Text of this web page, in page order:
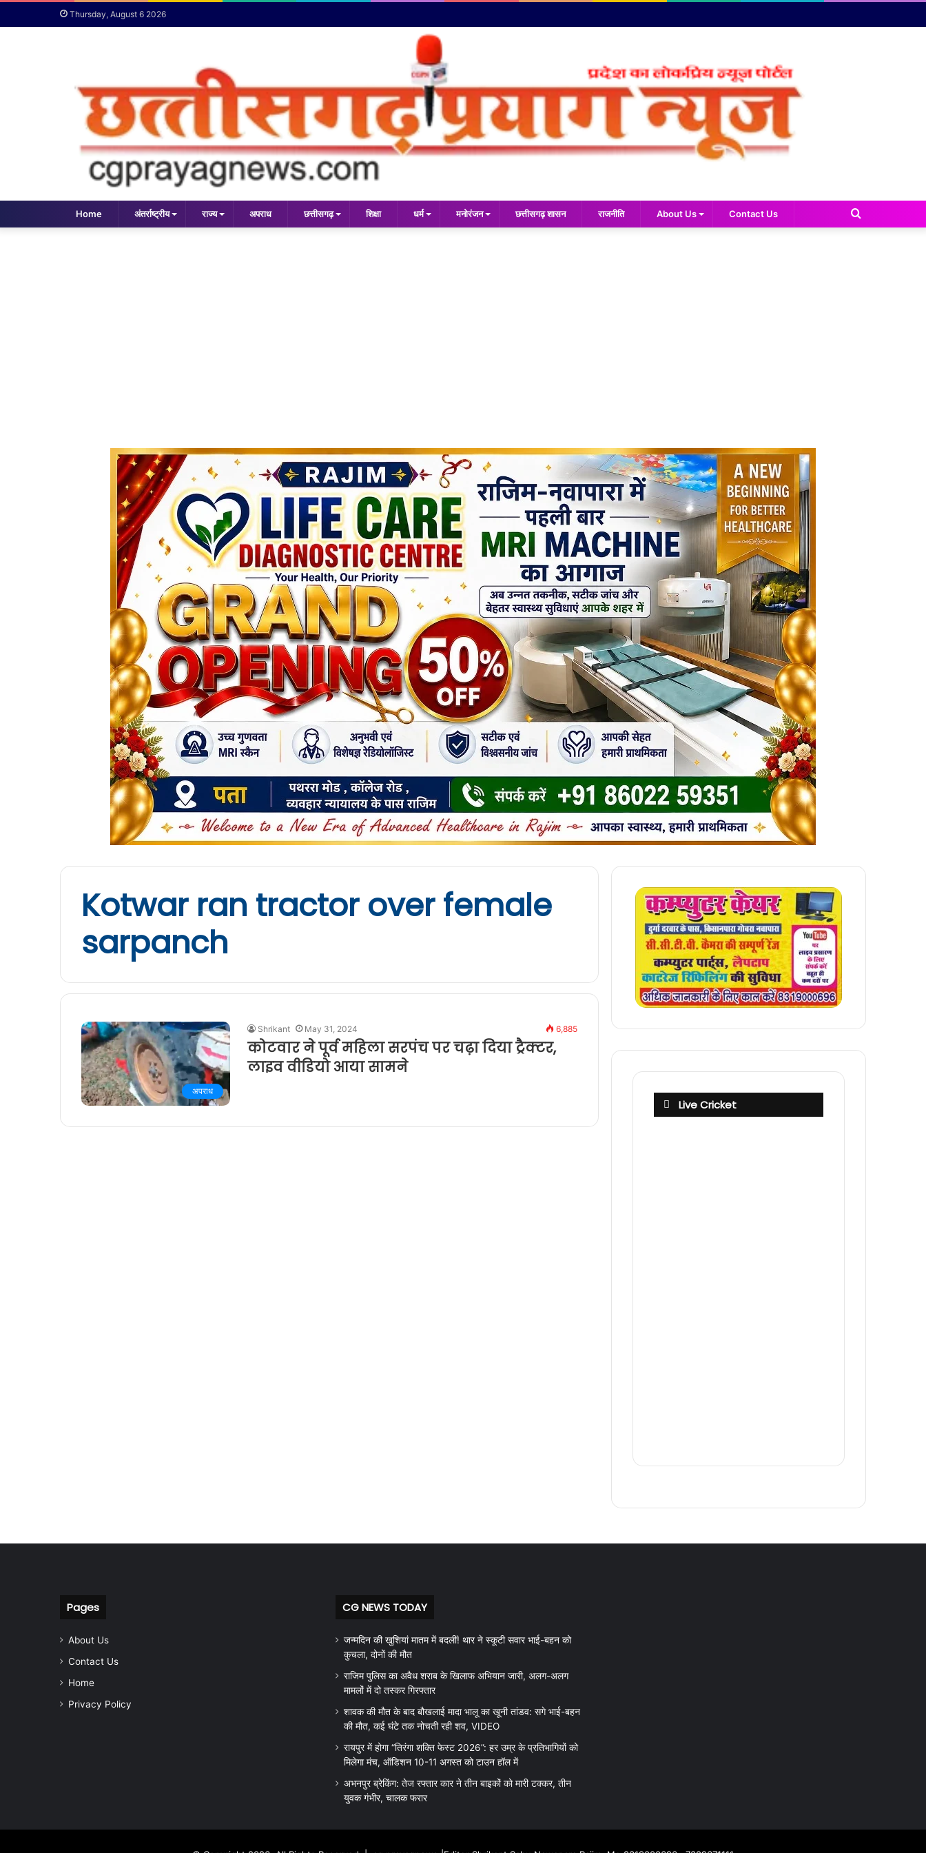
Thursday, August 6 2026
Home अंतर्राष्ट्रीय राज्य अपराध छत्तीसगढ़ शिक्षा धर्म मनोरंजन छत्तीसगढ़ शासन राजनीति About Us Contact Us
Search
Kotwar ran tractor over female
sarpanch
अपराध
Shrikant May 31, 2024 6,885
कोटवार ने पूर्व महिला सरपंच पर चढ़ा दिया ट्रैक्टर,
लाइव वीडियो आया सामने
Live Cricket
Pages
About Us
Contact Us
Home
Privacy Policy
CG NEWS TODAY
जन्मदिन की खुशियां मातम में बदलीं! थार ने स्कूटी सवार भाई-बहन को
कुचला, दोनों की मौत
राजिम पुलिस का अवैध शराब के खिलाफ अभियान जारी, अलग-अलग
मामलों में दो तस्कर गिरफ्तार
शावक की मौत के बाद बौखलाई मादा भालू का खूनी तांडव: सगे भाई-बहन
की मौत, कई घंटे तक नोचती रही शव, VIDEO
रायपुर में होगा “तिरंगा शक्ति फेस्ट 2026”: हर उम्र के प्रतिभागियों को
मिलेगा मंच, ऑडिशन 10-11 अगस्त को टाउन हॉल में
अभनपुर ब्रेकिंग: तेज रफ्तार कार ने तीन बाइकों को मारी टक्कर, तीन
युवक गंभीर, चालक फरार